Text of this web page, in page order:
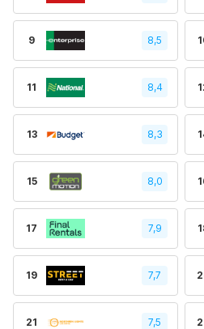
9 8,5
11 8,4
13 8,3
15 8,0
17 7,9
19 7,7
21 7,5